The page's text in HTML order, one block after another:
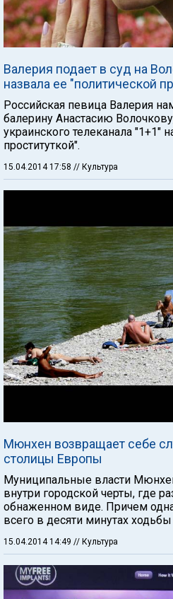
Валерия подает в суд на
назвала ее "политической
Российская певица Валерия
балерину Анастасию
украинского телеканала "1+1"
проституткой".
15.04.2014 17:58 // Культура
Мюнхен возвращает себе
столицы Европы
Муниципальные власти
внутри городской черты, где
обнаженном виде. Причем одна
всего в десяти минутах
15.04.2014 14:49 // Культура